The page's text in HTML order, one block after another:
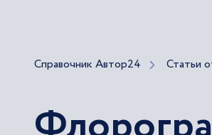
Справочник Автор24 Статьи